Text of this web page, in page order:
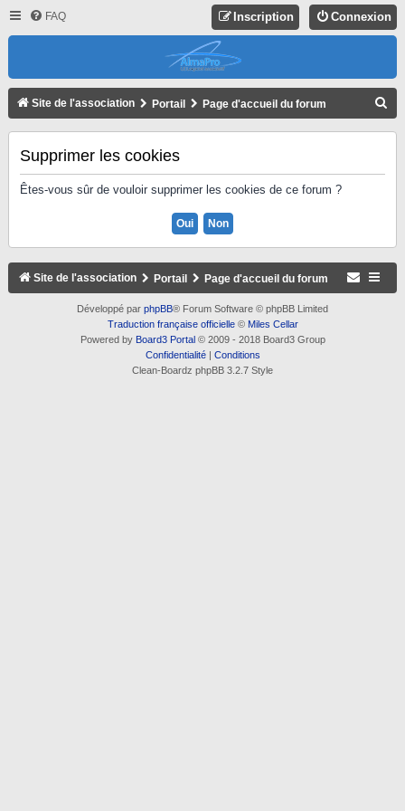
FAQ Connexion
Inscription
Site de l'association Portail Page d'accueil du forum
H
E
Supprimer les cookies
Êtes-vous sûr de vouloir supprimer les cookies de ce forum ?
Site de l'association Portail Page d'accueil du forum
Développé par phpBB® Forum Software © phpBB Limited
Traduction française officielle© Miles Cellar
Powered by Board3 Portal© 2009 - 2018 Board3 Group
Confidentialité| Conditions
Clean-Boardz phpBB 3.2.7 Style